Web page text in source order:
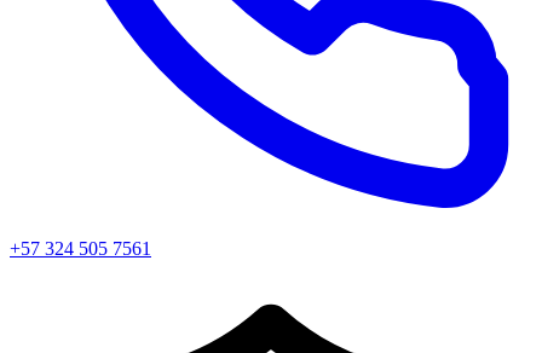
+57 324 505 7561